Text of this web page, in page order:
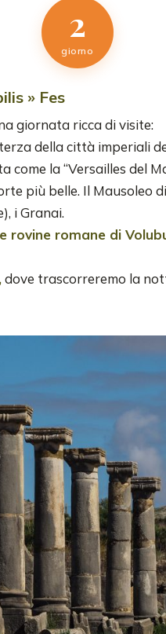
2
giorno
» Fes
giornata ricca di visite:
della città imperiali
come la “Versailles del
più belle. Il Mausoleo
i Granai.
rovine romane di
dove trascorreremo la